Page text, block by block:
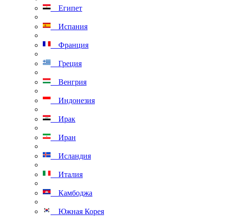
Египет
Испания
Франция
Греция
Венгрия
Индонезия
Ирак
Иран
Исландия
Италия
Камбоджа
Южная Корея